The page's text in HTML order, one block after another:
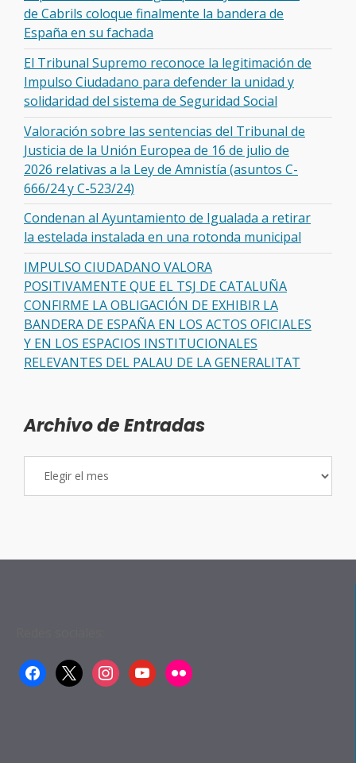
de Cabrils coloque finalmente la bandera de
España en su fachada
El Tribunal Supremo reconoce la legitimación de
Impulso Ciudadano para defender la unidad y
solidaridad del sistema de Seguridad Social
Valoración sobre las sentencias del Tribunal de
Justicia de la Unión Europea de 16 de julio de
2026 relativas a la Ley de Amnistía (asuntos C-
666/24 y C-523/24)
Condenan al Ayuntamiento de Igualada a retirar
la estelada instalada en una rotonda municipal
IMPULSO CIUDADANO VALORA
POSITIVAMENTE QUE EL TSJ DE CATALUÑA
CONFIRME LA OBLIGACIÓN DE EXHIBIR LA
BANDERA DE ESPAÑA EN LOS ACTOS OFICIALES
Y EN LOS ESPACIOS INSTITUCIONALES
RELEVANTES DEL PALAU DE LA GENERALITAT
Archivo de Entradas
facebook
x instagramyoutubeflickr